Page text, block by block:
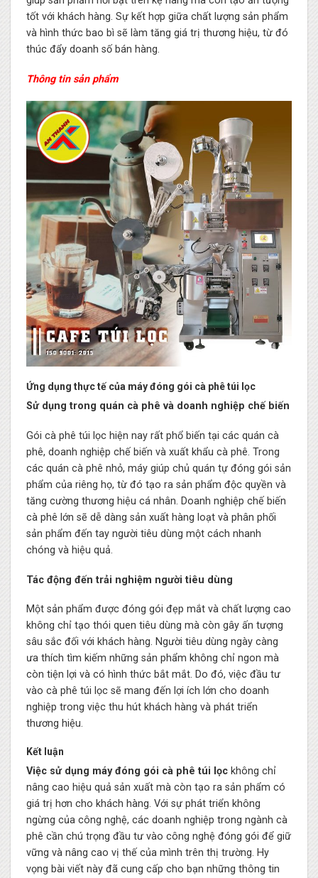
tốt với khách hàng. Sự kết hợp giữa chất lượng sản phẩm
và hình thức bao bì sẽ làm tăng giá trị thương hiệu, từ đó
thúc đẩy doanh số bán hàng.
Thông tin sản phẩm
Ứng dụng thực tế của máy đóng gói cà phê túi lọc
Sử dụng trong quán cà phê và doanh nghiệp chế biến
Gói cà phê túi lọc hiện nay rất phổ biến tại các quán cà
phê, doanh nghiệp chế biến và xuất khẩu cà phê. Trong
các quán cà phê nhỏ, máy giúp chủ quán tự đóng gói sản
phẩm của riêng họ, từ đó tạo ra sản phẩm độc quyền và
tăng cường thương hiệu cá nhân. Doanh nghiệp chế biến
cà phê lớn sẽ dễ dàng sản xuất hàng loạt và phân phối
sản phẩm đến tay người tiêu dùng một cách nhanh
chóng và hiệu quả.
Tác động đến trải nghiệm người tiêu dùng
Một sản phẩm được đóng gói đẹp mắt và chất lượng cao
không chỉ tạo thói quen tiêu dùng mà còn gây ấn tượng
sâu sắc đối với khách hàng. Người tiêu dùng ngày càng
ưa thích tìm kiếm những sản phẩm không chỉ ngon mà
còn tiện lợi và có hình thức bắt mắt. Do đó, việc đầu tư
vào cà phê túi lọc sẽ mang đến lợi ích lớn cho doanh
nghiệp trong việc thu hút khách hàng và phát triển
thương hiệu.
Kết luận
Việc sử dụng máy đóng gói cà phê túi lọckhông chỉ
nâng cao hiệu quả sản xuất mà còn tạo ra sản phẩm có
giá trị hơn cho khách hàng. Với sự phát triển không
ngừng của công nghệ, các doanh nghiệp trong ngành cà
phê cần chú trọng đầu tư vào công nghệ đóng gói để giữ
vững và nâng cao vị thế của mình trên thị trường. Hy
vọng bài viết này đã cung cấp cho bạn những thông tin